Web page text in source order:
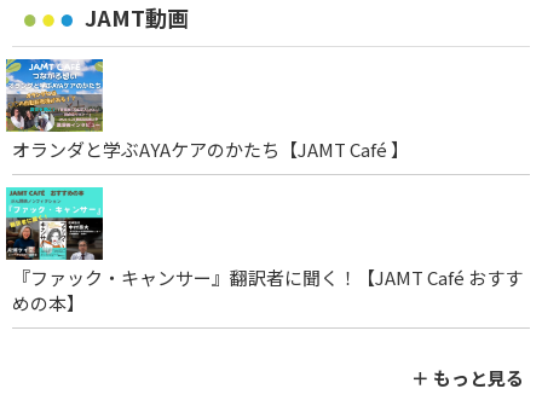
JAMT動画
オランダと学ぶAYAケアのかたち【JAMT Café 】
『ファック・キャンサー』翻訳者に聞く！【JAMT Café おすす
めの本】
＋ もっと見る